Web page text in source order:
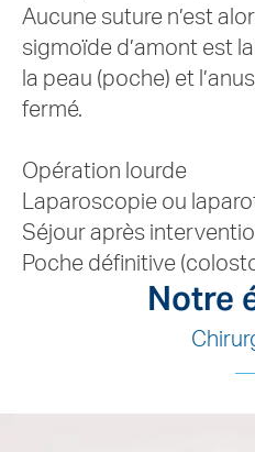
Aucune suture n’est
sigmoïde d’amont est
la peau (poche) et
fermé.
Opération lourde
Laparoscopie ou
Séjour après
Poche définitive
Pathologies
Les troubles du
Notre